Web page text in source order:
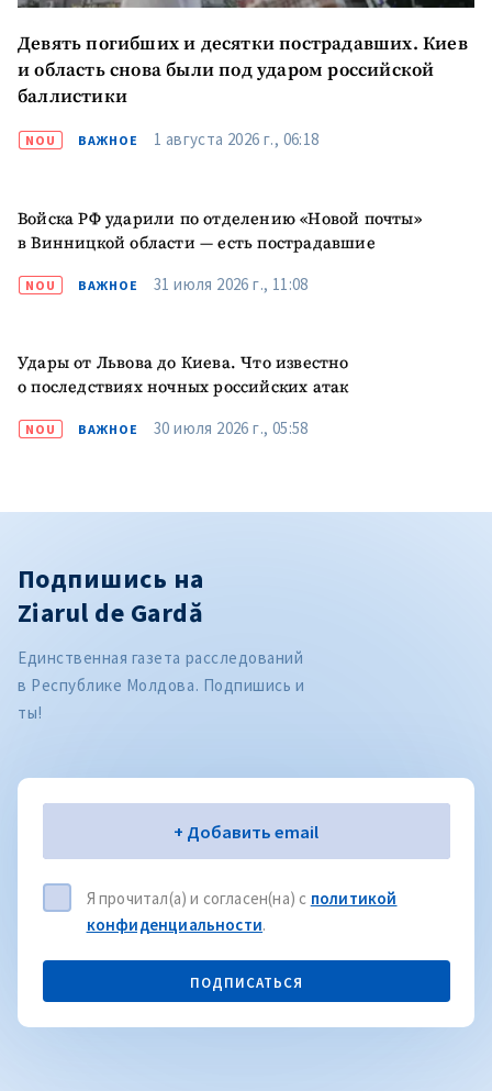
Девять погибших и десятки пострадавших. Киев
и область снова были под ударом российской
баллистики
NOU ВАЖНОЕ 1 августа 2026 г., 06:18
Войска РФ ударили по отделению «Новой почты»
в Винницкой области — есть пострадавшие
NOU ВАЖНОЕ 31 июля 2026 г., 11:08
Удары от Львова до Киева. Что известно
о последствиях ночных российских атак
NOU ВАЖНОЕ 30 июля 2026 г., 05:58
Подпишись на
Ziarul de Gardă
Единственная газета расследований
в Республике Молдова. Подпишись и
ты!
Электронная почта+ Добавить email
Я прочитал(а) и согласен(на) с политикой
конфиденциальности.
ПОДПИСАТЬСЯ